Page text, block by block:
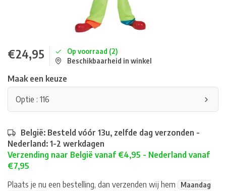
€24,95
Op voorraad (2)
Beschikbaarheid in winkel
Maak een keuze
Optie : 116
België: Besteld vóór 13u, zelfde dag verzonden -
Nederland: 1-2 werkdagen
Verzending naar België vanaf €4,95 - Nederland vanaf
€7,95
Plaats je nu een bestelling, dan verzenden wij hem
Maandag